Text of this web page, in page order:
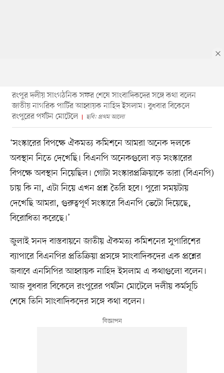
রংপুর দলীয় সাংগঠনিক সফর শেষে সাংবাদিকদের সঙ্গে কথা বলেন
জাতীয় নাগরিক পার্টির আহ্বায়ক নাহিদ ইসলাম। বুধবার বিকেলে
রংপুরের পর্যটন মোটেলে
ছবি: প্রথম আলো
‘সংস্কারের বিপক্ষে ঐকমত্য কমিশনে আমরা অনেক দলকে
অবস্থান নিতে দেখেছি। বিএনপি অনেকগুলো বড় সংস্কারের
বিপক্ষে অবস্থান নিয়েছিল। গোটা সংস্কারপ্রক্রিয়াকে তারা (বিএনপি)
চায় কি না, এটা নিয়ে এখন প্রশ্ন তৈরি হবে। পুরো সময়টায়
দেখেছি আমরা, গুরুত্বপূর্ণ সংস্কারে বিএনপি ভেটো দিয়েছে,
বিরোধিতা করেছে।’
জুলাই সনদ বাস্তবায়নে জাতীয় ঐকমত্য কমিশনের সুপারিশের
ব্যাপারে বিএনপির প্রতিক্রিয়া প্রসঙ্গে সাংবাদিকদের এক প্রশ্নের
জবাবে এনসিপির আহ্বায়ক নাহিদ ইসলাম এ কথাগুলো বলেন।
আজ বুধবার বিকেলে রংপুরের পর্যটন মোটেলে দলীয় কর্মসূচি
শেষে তিনি সাংবাদিকদের সঙ্গে কথা বলেন।